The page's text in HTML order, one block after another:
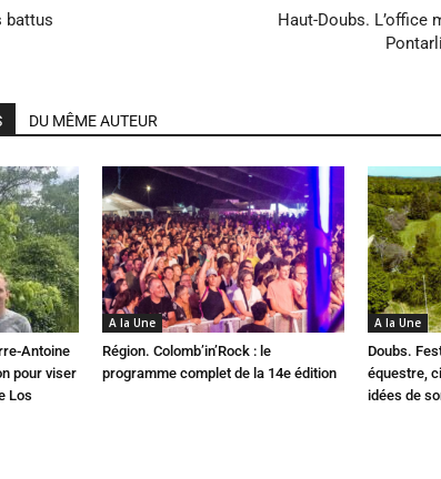
battus
Haut-Doubs. L’office
DU MÊME AUTEUR
Antoine
pour viser
Los
A la Une
Région. Colomb’in’Rock : le
programme complet de la 14e édition
A la Une
Doubs.
équestre,
idées de